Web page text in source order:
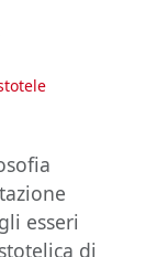
esseri
di